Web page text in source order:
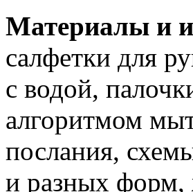
Материалы и
салфетки для
с водой,
алгоритмом
послания,
и разных форм,